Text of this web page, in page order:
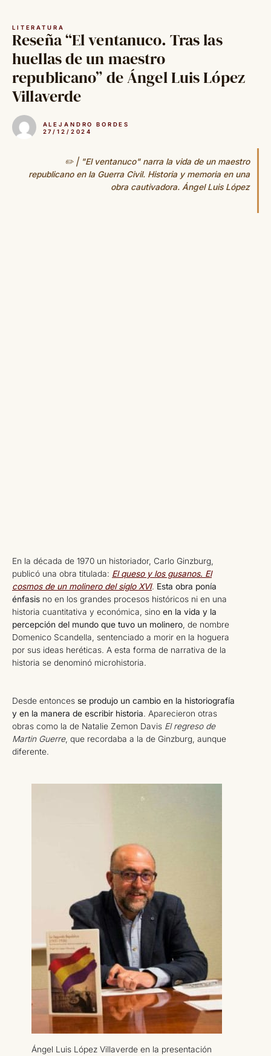
contenido
LITERATURA
Reseña “El ventanuco. Tras las
huellas de un maestro
republicano” de Ángel Luis López
Villaverde
ALEJANDRO BORDES
27/12/2024
✏️ | "El ventanuco" narra la vida de un maestro
republicano en la Guerra Civil. Historia y memoria en una
obra cautivadora. Ángel Luis López
En la década de 1970 un historiador, Carlo Ginzburg,
publicó una obra titulada: El queso y los gusanos. El
cosmos de un molinero del siglo XVI. Esta obra ponía
énfasis no en los grandes procesos históricos ni en una
historia cuantitativa y económica, sino en la vida y la
percepción del mundo que tuvo un molinero , de nombre
Domenico Scandella, sentenciado a morir en la hoguera
por sus ideas heréticas. A esta forma de narrativa de la
historia se denominó microhistoria.
Desde entonces se produjo un cambio en la historiografía
y en la manera de escribir historia. Aparecieron otras
obras como la de Natalie Zemon Davis El regreso de
Martin Guerre, que recordaba a la de Ginzburg, aunque
diferente.
Ángel Luis López Villaverde en la presentación